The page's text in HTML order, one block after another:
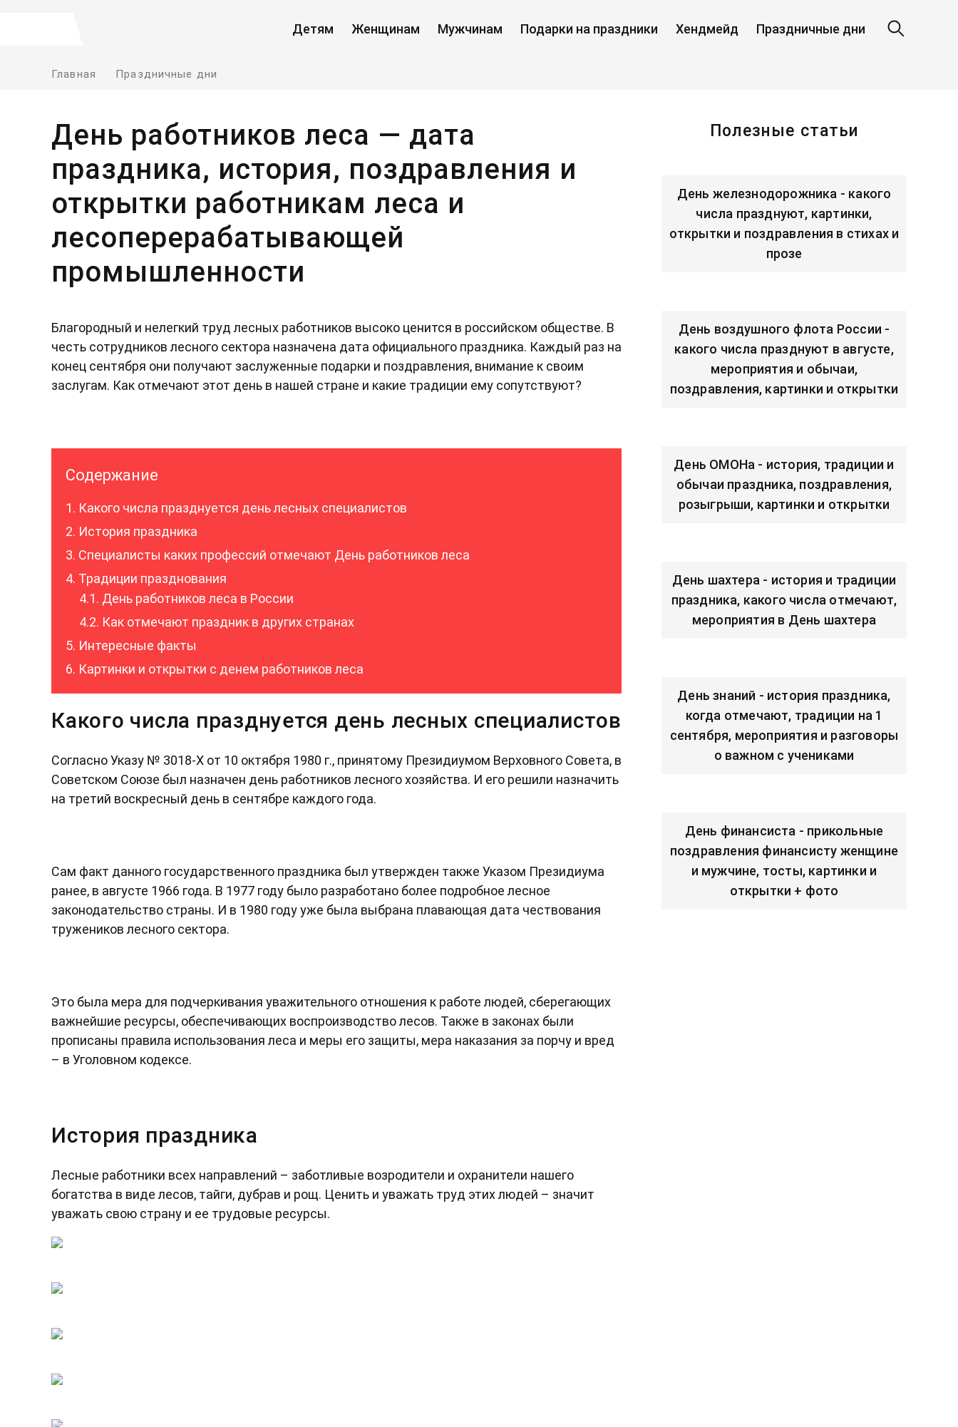
Детям Женщинам Мужчинам Подарки на праздники Хендмейд Праздничные дни
Главная Праздничные дни
День работников леса — дата
праздника, история, поздравления и
открытки работникам леса и
лесоперерабатывающей
промышленности
Благородный и нелегкий труд лесных работников высоко ценится в российском обществе. В
честь сотрудников лесного сектора назначена дата официального праздника. Каждый раз на
конец сентября они получают заслуженные подарки и поздравления, внимание к своим
заслугам. Как отмечают этот день в нашей стране и какие традиции ему сопутствуют?
Содержание
Какого числа празднуется день лесных специалистов
История праздника
Специалисты каких профессий отмечают День работников леса
Традиции празднования
День работников леса в России
Как отмечают праздник в других странах
Интересные факты
Картинки и открытки с денем работников леса
Какого числа празднуется день лесных специалистов
Согласно Указу № 3018-Х от 10 октября 1980 г., принятому Президиумом Верховного Совета, в
Советском Союзе был назначен день работников лесного хозяйства. И его решили назначить
на третий воскресный день в сентябре каждого года.
Сам факт данного государственного праздника был утвержден также Указом Президиума
ранее, в августе 1966 года. В 1977 году было разработано более подробное лесное
законодательство страны. И в 1980 году уже была выбрана плавающая дата чествования
тружеников лесного сектора.
Это была мера для подчеркивания уважительного отношения к работе людей, сберегающих
важнейшие ресурсы, обеспечивающих воспроизводство лесов. Также в законах были
прописаны правила использования леса и меры его защиты, мера наказания за порчу и вред
– в Уголовном кодексе.
История праздника
Лесные работники всех направлений – заботливые возродители и охранители нашего
богатства в виде лесов, тайги, дубрав и рощ. Ценить и уважать труд этих людей – значит
уважать свою страну и ее трудовые ресурсы.
Полезные статьи
День железнодорожника - какого
числа празднуют, картинки,
открытки и поздравления в стихах и
прозе
День воздушного флота России -
какого числа празднуют в августе,
мероприятия и обычаи,
поздравления, картинки и открытки
День ОМОНа - история, традиции и
обычаи праздника, поздравления,
розыгрыши, картинки и открытки
День шахтера - история и традиции
праздника, какого числа отмечают,
мероприятия в День шахтера
День знаний - история праздника,
когда отмечают, традиции на 1
сентября, мероприятия и разговоры
о важном с учениками
День финансиста - прикольные
поздравления финансисту женщине
и мужчине, тосты, картинки и
открытки + фото